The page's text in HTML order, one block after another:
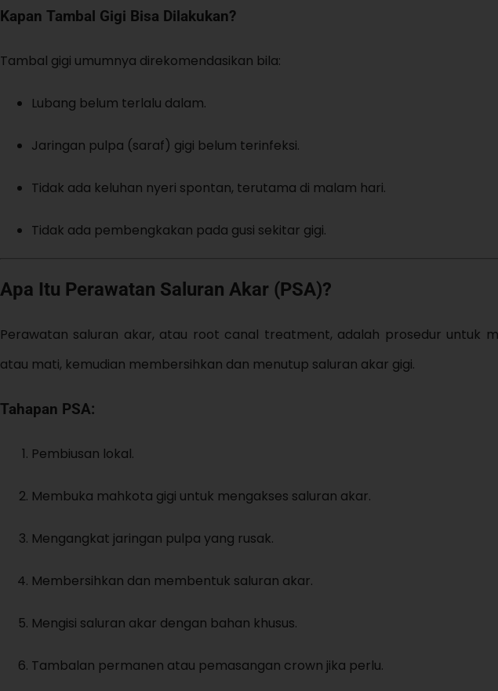
Kapan Tambal Gigi Bisa Dilakukan?
Tambal gigi umumnya direkomendasikan bila:
Lubang belum terlalu dalam.
Jaringan pulpa (saraf) gigi belum terinfeksi.
Tidak ada keluhan nyeri spontan, terutama di malam hari.
Tidak ada pembengkakan pada gusi sekitar gigi.
Apa Itu Perawatan Saluran Akar (PSA)?
Perawatan saluran akar, atau root canal treatment, adalah prosedur untuk
atau mati, kemudian membersihkan dan menutup saluran akar gigi.
Tahapan PSA:
Pembiusan lokal.
Membuka mahkota gigi untuk mengakses saluran akar.
Mengangkat jaringan pulpa yang rusak.
Membersihkan dan membentuk saluran akar.
Mengisi saluran akar dengan bahan khusus.
Tambalan permanen atau pemasangan crown jika perlu.